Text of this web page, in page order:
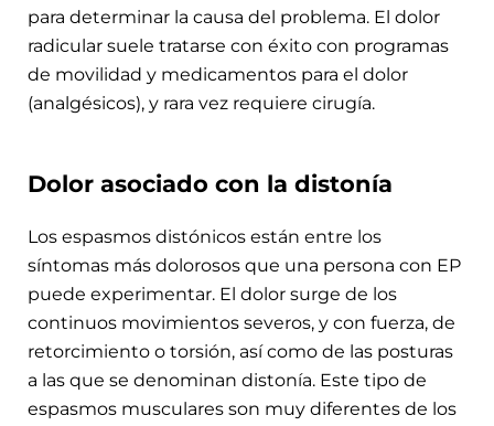
para determinar la causa del problema. El dolor
radicular suele tratarse con éxito con programas
de movilidad y medicamentos para el dolor
(analgésicos), y rara vez requiere cirugía.
Dolor asociado con la distonía
Los espasmos distónicos están entre los
síntomas más dolorosos que una persona con EP
puede experimentar. El dolor surge de los
continuos movimientos severos, y con fuerza, de
retorcimiento o torsión, así como de las posturas
a las que se denominan distonía. Este tipo de
espasmos musculares son muy diferentes de los